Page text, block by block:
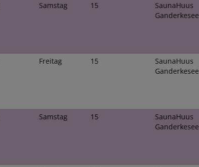
Samstag 15
SaunaHuus
Ganderkesee
Freitag 15
SaunaHuus
Ganderkesee
Samstag 15
SaunaHuus
Ganderkesee